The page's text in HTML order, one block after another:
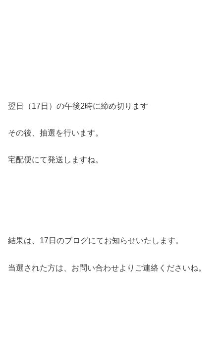
翌日（17日）の午後2時に締め切ります
その後、抽選を行います。
宅配便にて発送しますね。
結果は、17日のブログにてお知らせいたします。
当選された方は、お問い合わせよりご連絡くださいね。